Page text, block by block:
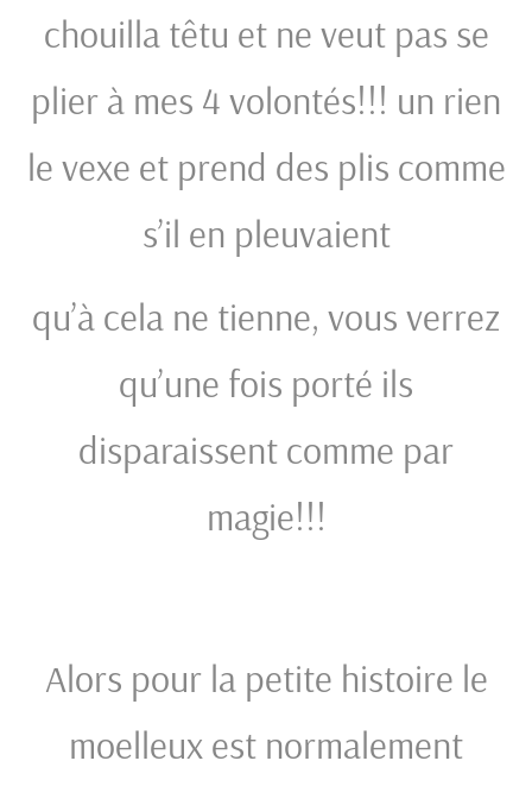
chouilla têtu et ne veut pas se
plier à mes 4 volontés!!! un rien
le vexe et prend des plis comme
s’il en pleuvaient
qu’à cela ne tienne, vous verrez
qu’une fois porté ils
disparaissent comme par
magie!!!
Alors pour la petite histoire le
moelleux est normalement